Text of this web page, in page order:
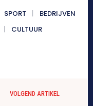
SPORT
BEDRIJVEN
CULTUUR
VOLGEND ARTIKEL